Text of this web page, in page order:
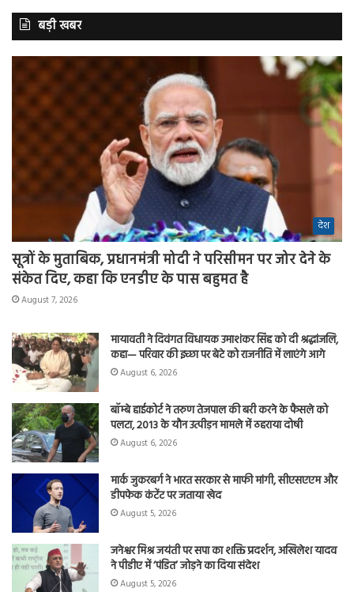
बड़ी खबर
देश
सूत्रों के मुताबिक, प्रधानमंत्री मोदी ने परिसीमन पर जोर देने के
संकेत दिए, कहा कि एनडीए के पास बहुमत है
August 7, 2026
मायावती ने दिवंगत विधायक उमाशंकर सिंह को दी श्रद्धांजलि,
कहा— परिवार की इच्छा पर बेटे को राजनीति में लाएंगे आगे
August 6, 2026
बॉम्बे हाईकोर्ट ने तरुण तेजपाल की बरी करने के फैसले को
पलटा, 2013 के यौन उत्पीड़न मामले में ठहराया दोषी
August 6, 2026
मार्क जुकरबर्ग ने भारत सरकार से माफी मांगी, सीएसएएम और
डीपफेक कंटेंट पर जताया खेद
August 5, 2026
जनेश्वर मिश्र जयंती पर सपा का शक्ति प्रदर्शन, अखिलेश यादव
ने पीडीए में ‘पंडित’ जोड़ने का दिया संदेश
August 5, 2026